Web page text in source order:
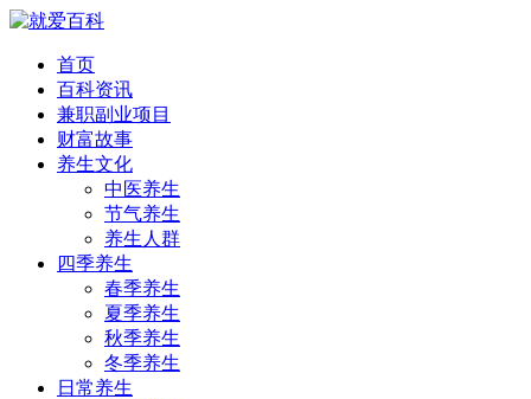
首页
百科资讯
兼职副业项目
财富故事
养生文化
中医养生
节气养生
养生人群
四季养生
春季养生
夏季养生
秋季养生
冬季养生
日常养生